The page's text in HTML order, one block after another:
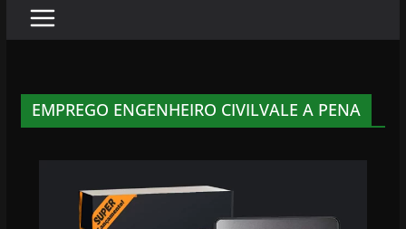
EMPREGO ENGENHEIRO CIVILVALE A PENA